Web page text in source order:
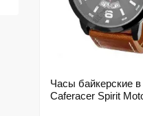
Часы байкерские в
Caferacer Spirit